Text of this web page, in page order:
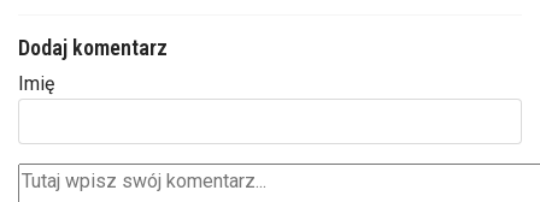
Dodaj komentarz
Imię